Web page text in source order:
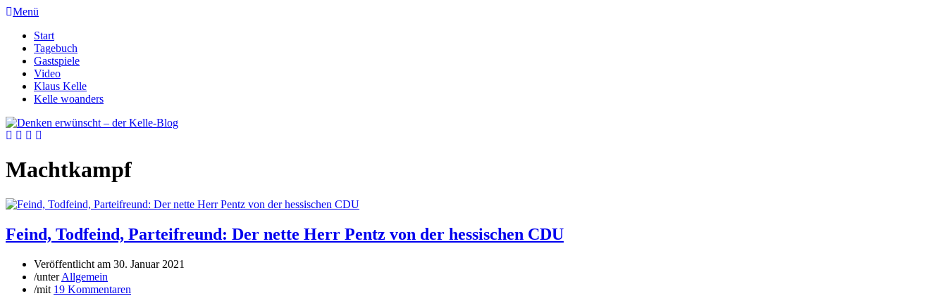
Menü
Start
Tagebuch
Gastspiele
Video
Klaus Kelle
Kelle woanders
Machtkampf
Feind, Todfeind, Parteifreund: Der nette Herr Pentz von der hessischen CDU
Veröffentlicht am 30. Januar 2021
/unterAllgemein
/mit 19 Kommentaren